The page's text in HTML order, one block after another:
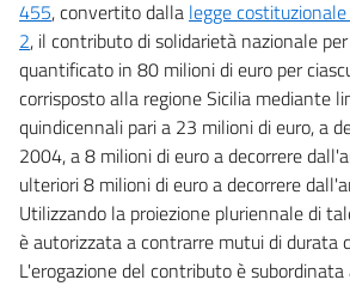
56
57
58
59
CAPO V
FINANZIAMENTI DEGLI
60
61
455, convertito dalla legge
2, il contributo di solidarietà nazionale
quantificato in 80 milioni di euro per
corrisposto alla regione Sicilia mediante
quindicennali pari a 23 milioni di euro, a
2004, a 8 milioni di euro a decorrere
ulteriori 8 milioni di euro a decorrere
Utilizzando la proiezione pluriennale di
è autorizzata a contrarre mutui di durata
L'erogazione del contributo è